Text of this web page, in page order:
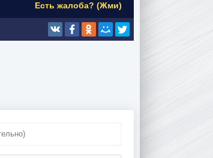
Есть жалоба? (Жми)